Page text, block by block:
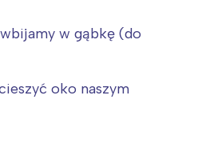
w gąbkę (do
oko naszym